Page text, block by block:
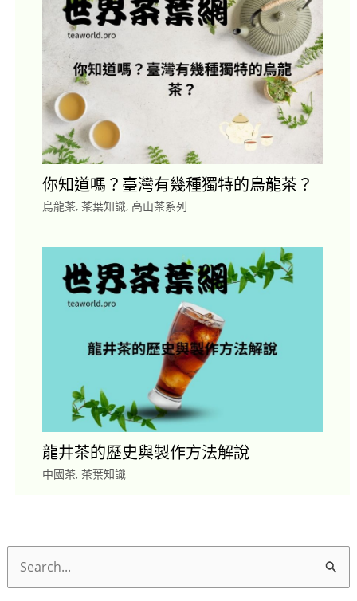
你知道嗎？臺灣有幾種獨特的烏龍茶？
烏龍茶, 茶葉知識, 高山茶系列
龍井茶的歷史與製作方法解說
中國茶, 茶葉知識